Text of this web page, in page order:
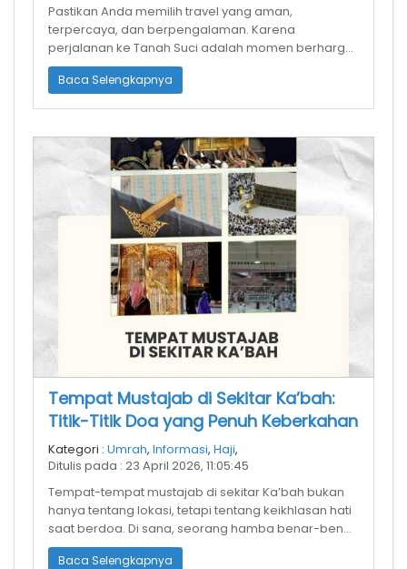
Pastikan Anda memilih travel yang aman,
terpercaya, dan berpengalaman. Karena
perjalanan ke Tanah Suci adalah momen berharga
yang hanya ingin kita jalani dengan tenang dan pe
Baca Selengkapnya
Tempat Mustajab di Sekitar Ka’bah:
Titik-Titik Doa yang Penuh Keberkahan
Kategori : Umrah, Informasi, Haji,
Ditulis pada : 23 April 2026, 11:05:45
Tempat-tempat mustajab di sekitar Ka’bah bukan
hanya tentang lokasi, tetapi tentang keikhlasan hati
saat berdoa. Di sana, seorang hamba benar-benar
merasa dekat dengan Rabb-n
Baca Selengkapnya